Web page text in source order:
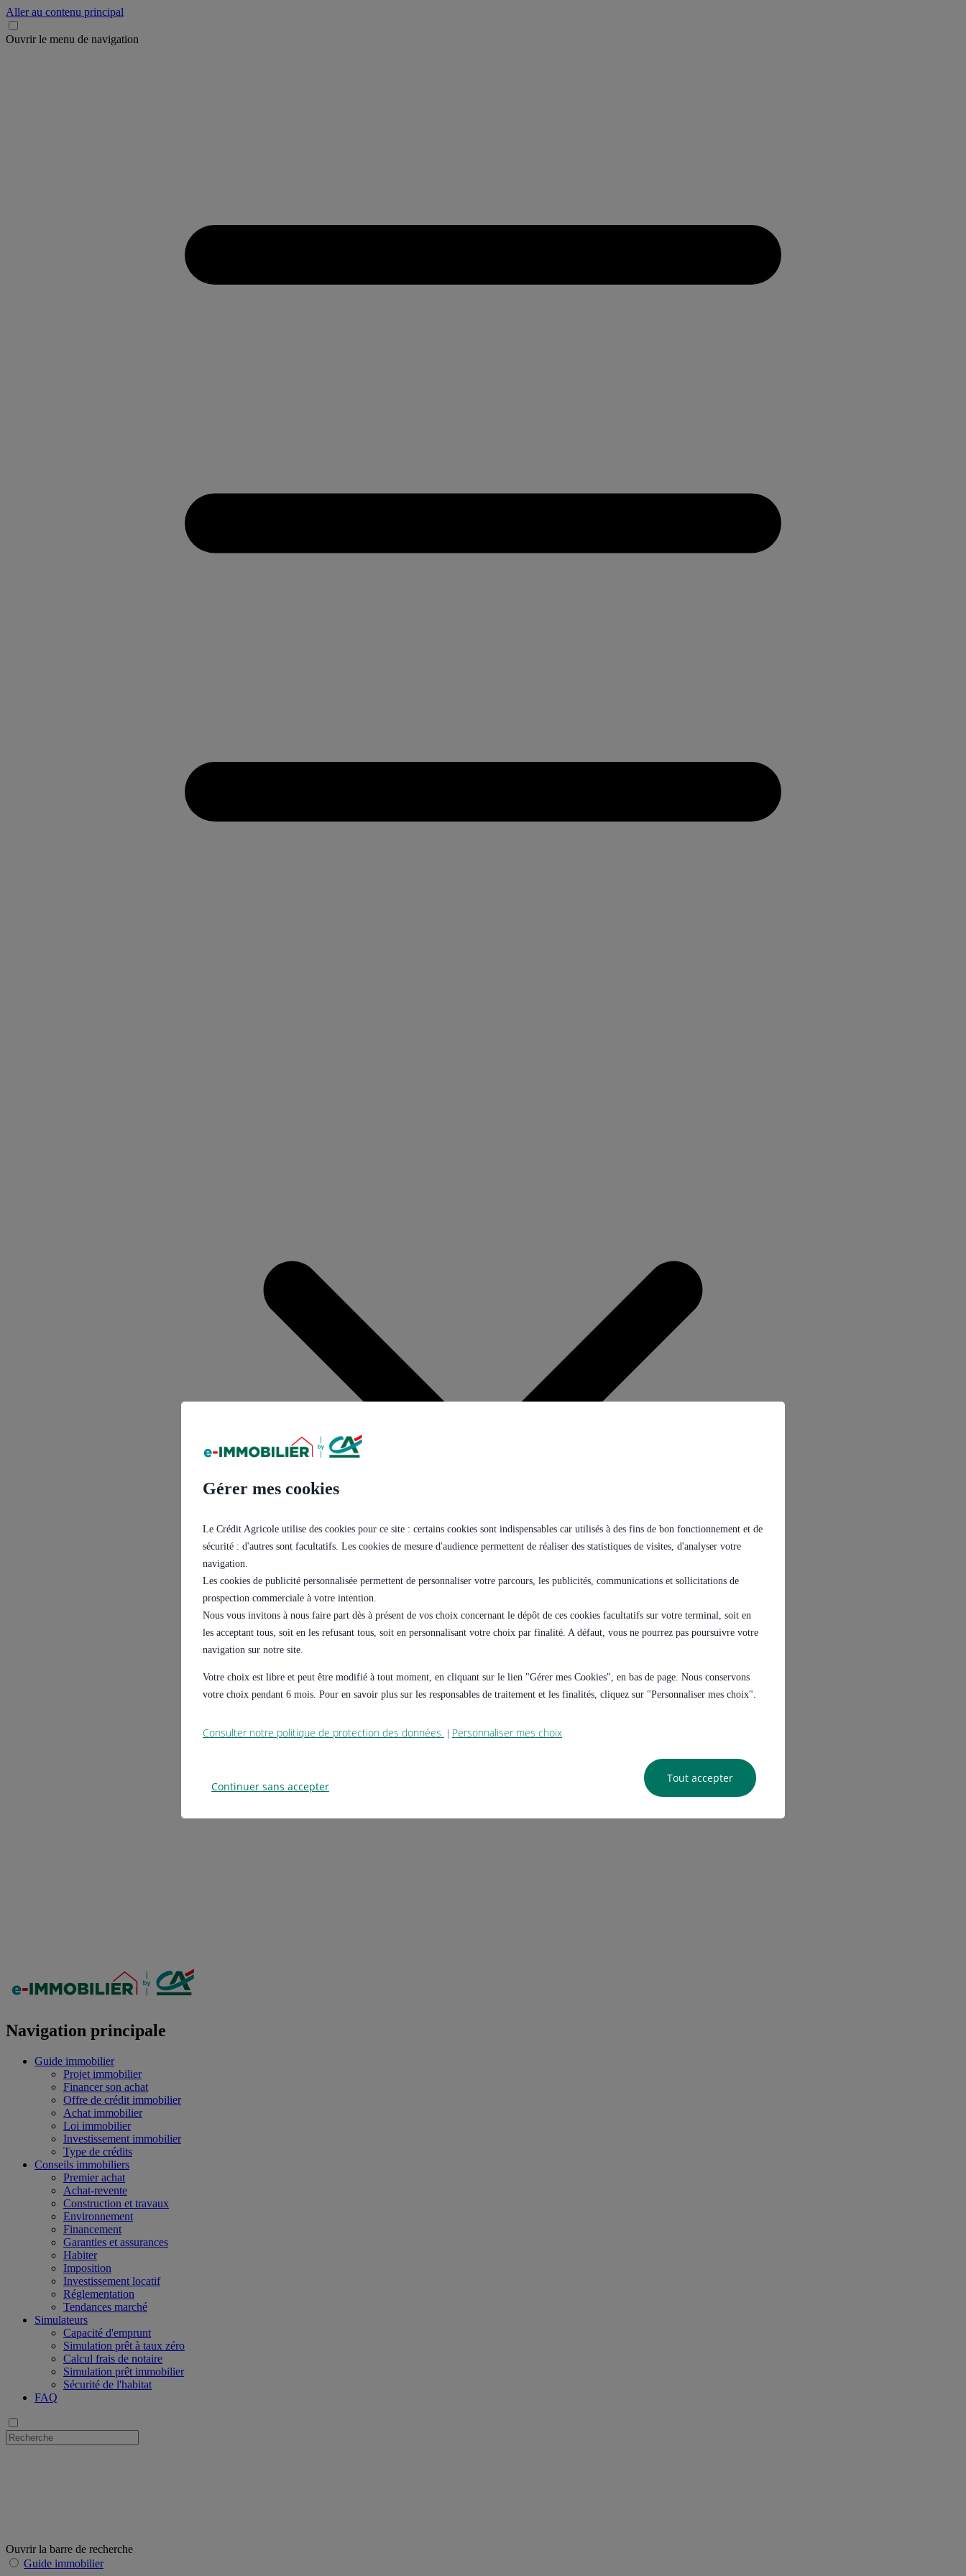
Aller au contenu principal
Ouvrir le menu de navigation
Navigation principale
Guide immobilier
Projet immobilier
Financer son achat
Offre de crédit immobilier
Achat immobilier
Loi immobilier
Investissement immobilier
Type de crédits
Conseils immobiliers
Premier achat
Achat-revente
Construction et travaux
Environnement
Financement
Garanties et assurances
Habiter
Imposition
Investissement locatif
Réglementation
Tendances marché
Simulateurs
Capacité d'emprunt
Simulation prêt à taux zéro
Calcul frais de notaire
Simulation prêt immobilier
Sécurité de l'habitat
FAQ
Ouvrir la barre de recherche
Guide immobilier
Gérer mes cookies
Le Crédit Agricole utilise des cookies pour ce site : certains cookies sont indispensables car utilisés à des fins de bon fonctionnement et de
sécurité : d'autres sont facultatifs. Les cookies de mesure d'audience permettent de réaliser des statistiques de visites, d'analyser votre
navigation.
Les cookies de publicité personnalisée permettent de personnaliser votre parcours, les publicités, communications et sollicitations de
prospection commerciale à votre intention.
Nous vous invitons à nous faire part dès à présent de vos choix concernant le dépôt de ces cookies facultatifs sur votre terminal, soit en
les acceptant tous, soit en les refusant tous, soit en personnalisant votre choix par finalité. A défaut, vous ne pourrez pas poursuivre votre
navigation sur notre site.
Votre choix est libre et peut être modifié à tout moment, en cliquant sur le lien "Gérer mes Cookies", en bas de page. Nous conservons
votre choix pendant 6 mois. Pour en savoir plus sur les responsables de traitement et les finalités, cliquez sur "Personnaliser mes choix".
Consulter notre politique de protection des données Personnaliser mes choix
Continuer sans accepter
Tout accepter